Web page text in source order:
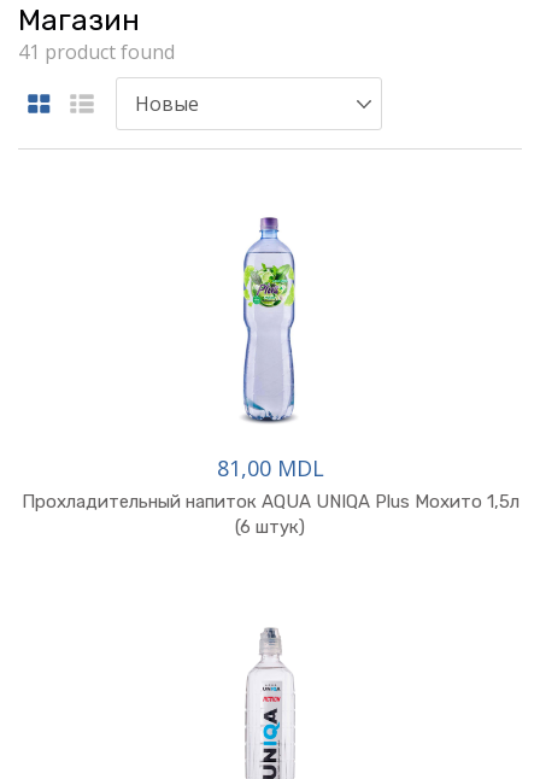
Магазин
41 product found
81,00 MDL
Прохладительный напиток AQUA UNIQA Plus Мохито 1,5л
(6 штук)